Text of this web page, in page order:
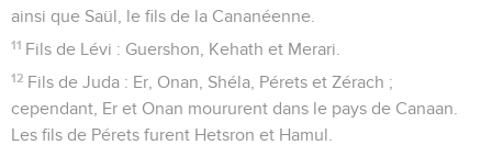
ainsi que Saül, le fils de la Cananéenne.
11 Fils de Lévi : Guershon, Kehath et Merari.
12 Fils de Juda : Er, Onan, Shéla, Pérets et Zérach ;
cependant, Er et Onan moururent dans le pays de Canaan.
Les fils de Pérets furent Hetsron et Hamul.